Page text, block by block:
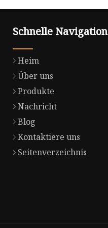
Schnelle Navigation
Heim
Über uns
Produkte
Nachricht
Blog
Kontaktiere uns
Seitenverzeichnis